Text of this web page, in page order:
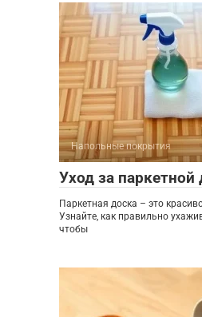
Напольные покрытия
Уход за паркетной
Паркетная доска – это
Узнайте, как правильно
чтобы